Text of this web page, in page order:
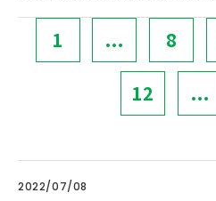
1 ... 8
12 ...
2022/07/08